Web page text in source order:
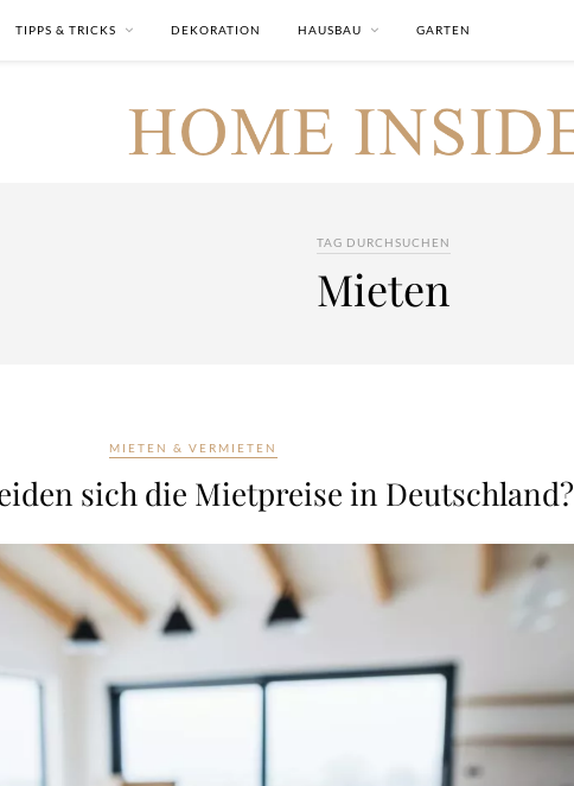
TIPPS & TRICKS DEKORATION HAUSBAU GARTEN
TAG DURCHSUCHEN
Mieten
MIETEN & VERMIETEN
sich die Mietpreise in Deutschland?